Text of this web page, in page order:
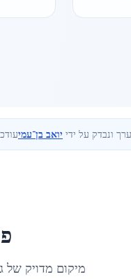
ונבדק על ידי יואב בן־עמי
מיקום מדויק של